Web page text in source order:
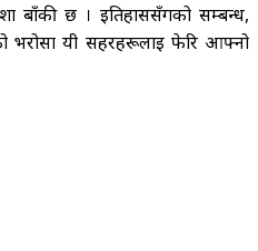
बाँकी छ । इतिहाससँगको सम्बन्ध,
भरोसा यी सहरहरूलाई फेरि आफ्नो